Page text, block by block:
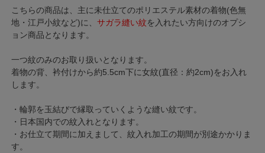
こちらの商品は、主に未仕立てのポリエステル素材の着物(色無
地・江戸小紋など)に、サガラ縫い紋を入れたい方向けのオプシ
ョン商品となります。
一つ紋のみのお取り扱いとなります。
着物の背、衿付けから約5.5cm下に女紋(直径：約2cm)をお入れ
します。
・輪郭を玉結びで縁取っていくような縫い紋です。
・日本国内での紋入れとなります。
・お仕立て期間に加えまして、紋入れ加工の期間が別途かかりま
す。